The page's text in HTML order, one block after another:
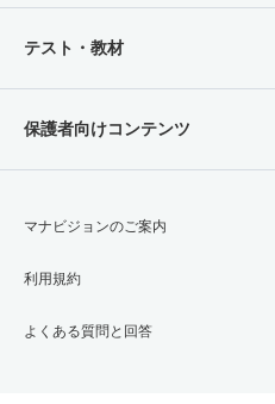
テスト・教材
保護者向けコンテンツ
マナビジョンのご案内
利用規約
よくある質問と回答